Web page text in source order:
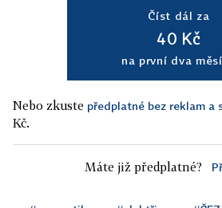
Číst dál za
40 Kč
na první dva
Nebo zkuste předplatné bez reklam a
Kč.
Máte již předplatné?